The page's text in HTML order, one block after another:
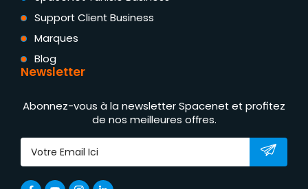
Support Client Business
Marques
Blog
Newsletter
Abonnez-vous à la newsletter Spacenet et profitez
de nos meilleures offres.